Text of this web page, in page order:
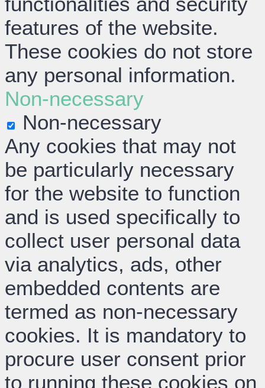
features of the website.
These cookies do not store
any personal information.
Non-necessary
Non-necessary
Any cookies that may not
be particularly necessary
for the website to function
and is used specifically to
collect user personal data
via analytics, ads, other
embedded contents are
termed as non-necessary
cookies. It is mandatory to
procure user consent prior
to running these cookies on